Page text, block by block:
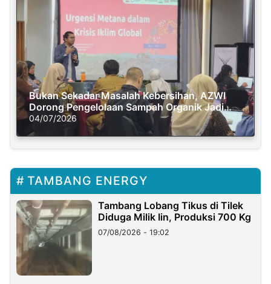
Bukan Sekadar Masalah Kebersihan, AZWI
Dorong Pengelolaan Sampah Organik Jadi
Solusi Krisis Iklim
04/07/2026
TAMBANG ENERGY
Tambang Lobang Tikus di Tilek
Diduga Milik Iin, Produksi 700 Kg
07/08/2026 - 19:02